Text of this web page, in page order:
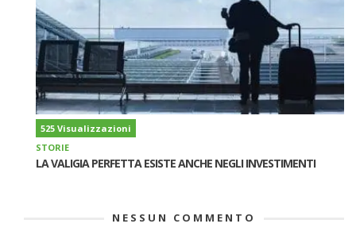
525 Visualizzazioni
STORIE
LA VALIGIA PERFETTA ESISTE ANCHE NEGLI INVESTIMENTI
NESSUN COMMENTO